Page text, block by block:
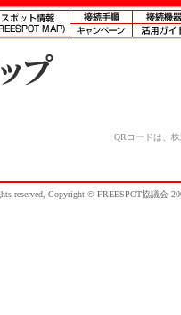
QRコードは、
reserved, Copyright © FREESPOT協議会